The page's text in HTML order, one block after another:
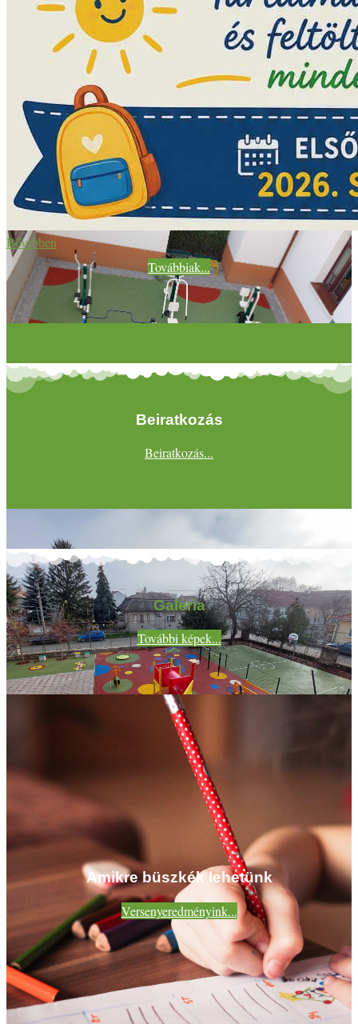
Bővebben
Továbbiak...
Beiratkozás
Beiratkozás...
Galéria
További képek...
Amikre büszkék lehetünk
Versenyeredményink...